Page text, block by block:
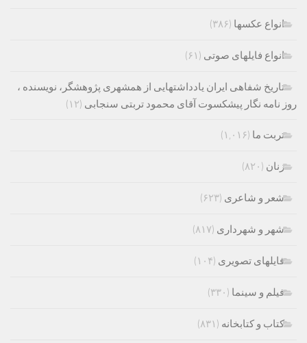
انواع عکسها (۳۸۶)
انواع فایلهای صوتی (۶۱)
تاریخ شفاهی ایران یادداشتهایی از همشهری پژوهشگر، نویسنده ،
روز نامه نگار پیشکسوت آقای محمود تربتی سنجابی (۱۲)
تربت ما (۱,۰۱۶)
زنان (۸۲۰)
شعر و شاعری (۶۲۳)
شهر و شهرداری (۸۱۷)
فایلهای تصویری (۱۰۴)
فیلم و سینما (۳۳۰)
کتاب و کتابخانه (۸۳۱)